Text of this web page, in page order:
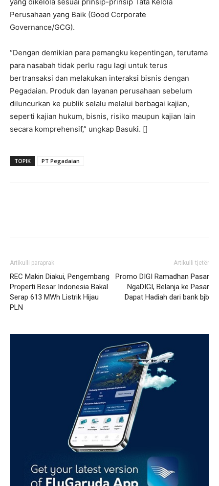
yang dikelola sesuai prinsip-prinsip Tata Kelola
Perusahaan yang Baik (Good Corporate
Governance/GCG).
“Dengan demikian para pemangku kepentingan, terutama
para nasabah tidak perlu ragu lagi untuk terus
bertransaksi dan melakukan interaksi bisnis dengan
Pegadaian. Produk dan layanan perusahaan sebelum
diluncurkan ke publik selalu melalui berbagai kajian,
seperti kajian hukum, bisnis, risiko maupun kajian lain
secara komprehensif,” ungkap Basuki. []
TOPIK PT Pegadaian
Artikulli paraprak
REC Makin Diakui, Pengembang
Properti Besar Indonesia Bakal
Serap 613 MWh Listrik Hijau
PLN
Artikulli tjetër
Promo DIGI Ramadhan Pasar
NgaDIGI, Belanja ke Pasar
Dapat Hadiah dari bank bjb